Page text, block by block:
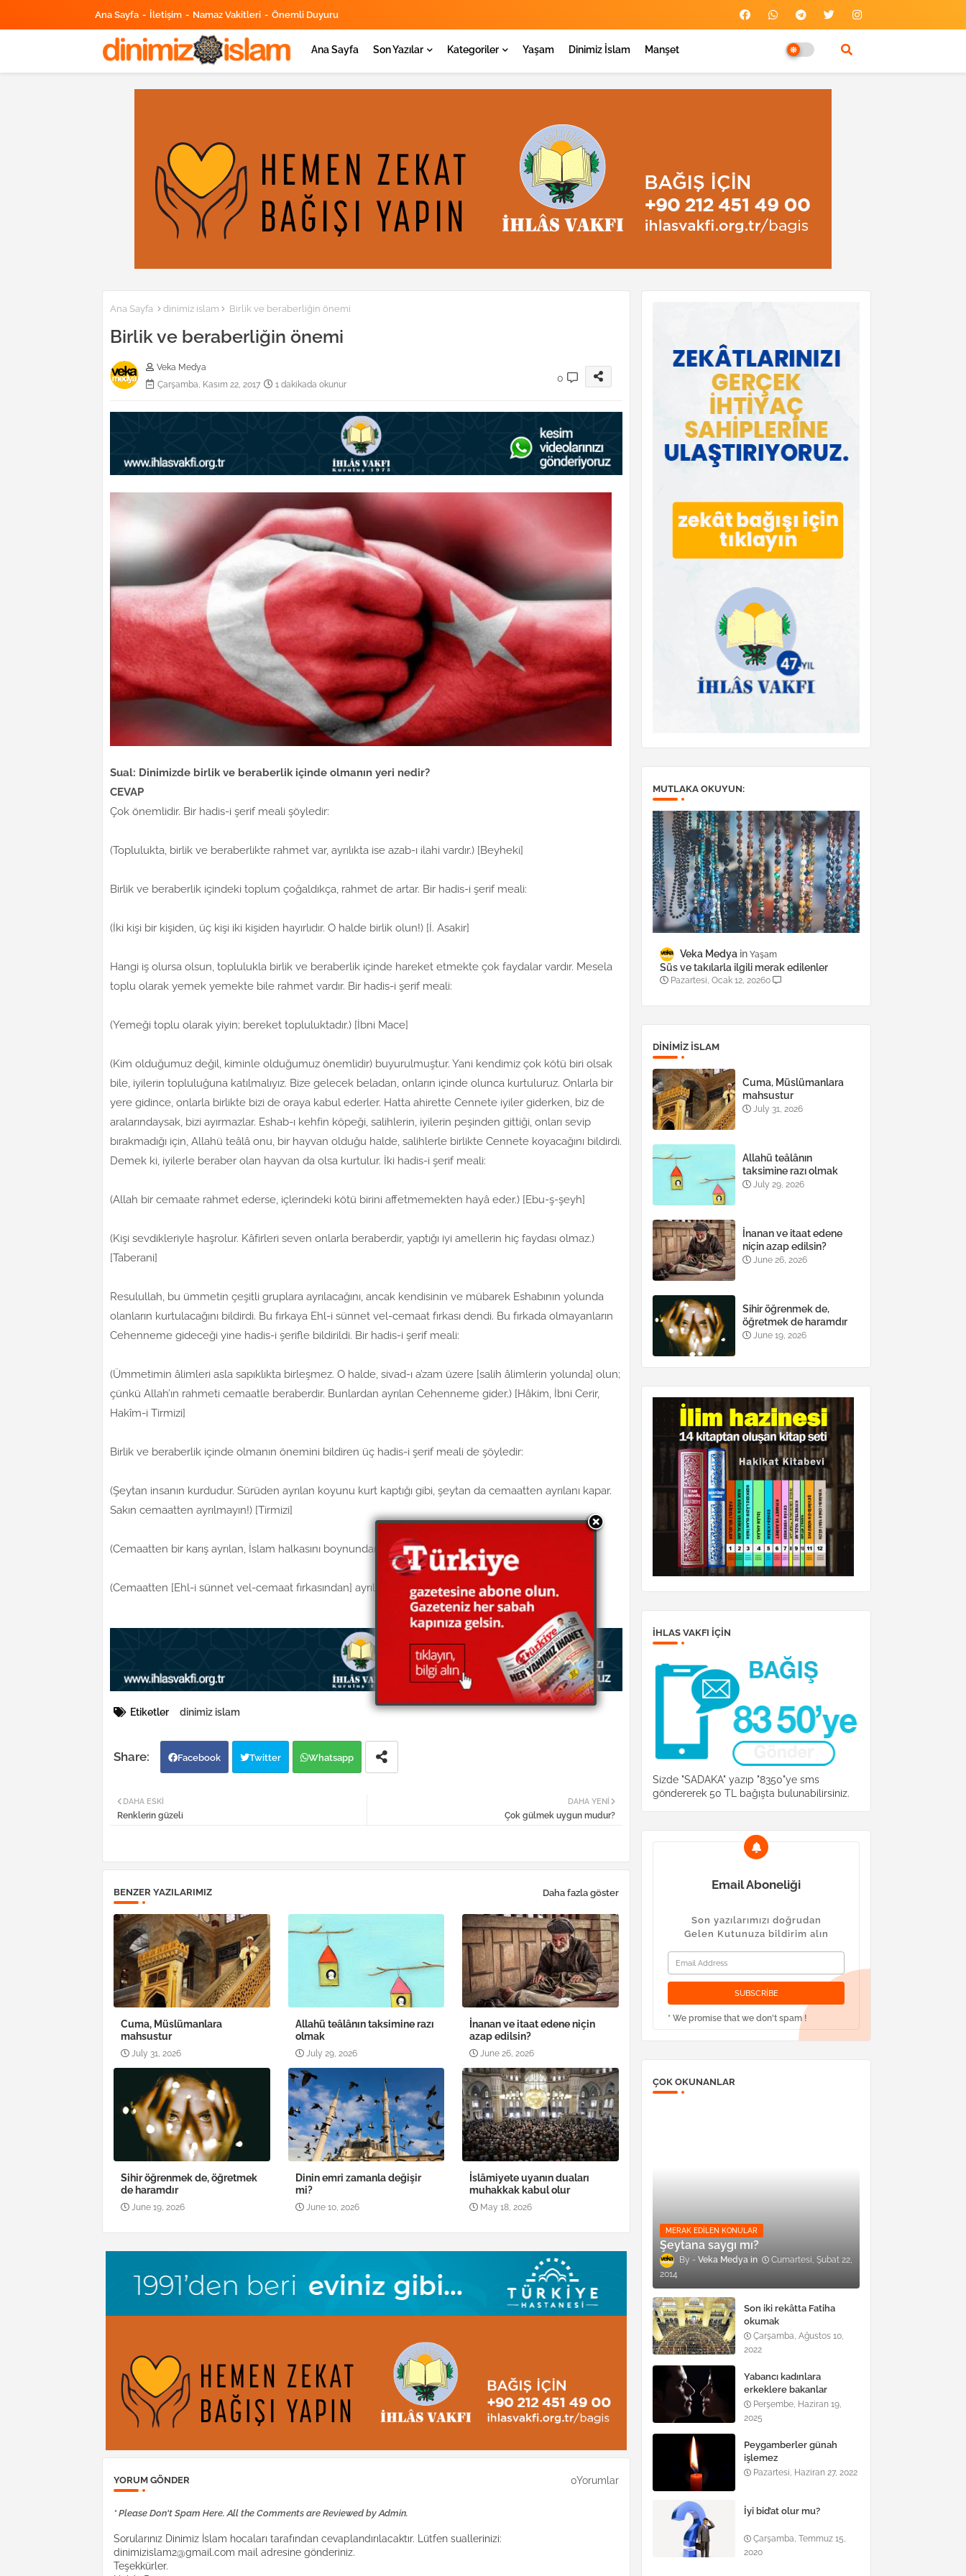
Ana Sayfa İletişim Namaz Vakitleri Önemli Duyuru
Ana Sayfa Son Yazılar Kategoriler Yaşam Dinimiz İslam Manşet
Ana Sayfa dinimiz islam Birlik ve beraberliğin önemi
Birlik ve beraberliğin önemi
Veka Medya
Çarşamba, Kasım 22, 2017
1 dakikada okunur
0
Sual: Dinimizde birlik ve beraberlik içinde olmanın yeri nedir?
CEVAP
Çok önemlidir. Bir hadis-i şerif meali şöyledir:
(Toplulukta, birlik ve beraberlikte rahmet var, ayrılıkta ise azab-ı ilahi vardır.) [Beyheki]
Birlik ve beraberlik içindeki toplum çoğaldıkça, rahmet de artar. Bir hadis-i şerif meali:
(İki kişi bir kişiden, üç kişi iki kişiden hayırlıdır. O halde birlik olun!) [İ. Asakir]
Hangi iş olursa olsun, toplulukla birlik ve beraberlik içinde hareket etmekte çok faydalar vardır. Mesela
toplu olarak yemek yemekte bile rahmet vardır. Bir hadis-i şerif meali:
(Yemeği toplu olarak yiyin; bereket topluluktadır.) [İbni Mace]
(Kim olduğumuz değil, kiminle olduğumuz önemlidir) buyurulmuştur. Yani kendimiz çok kötü biri olsak
bile, iyilerin topluluğuna katılmalıyız. Bize gelecek beladan, onların içinde olunca kurtuluruz. Onlarla bir
yere gidince, onlarla birlikte bizi de oraya kabul ederler. Hatta ahirette Cennete iyiler giderken, biz de
aralarındaysak, bizi ayırmazlar. Eshab-ı kehfin köpeği, salihlerin, iyilerin peşinden gittiği, onları sevip
bırakmadığı için, Allahü teâlâ onu, bir hayvan olduğu halde, salihlerle birlikte Cennete koyacağını bildirdi.
Demek ki, iyilerle beraber olan hayvan da olsa kurtulur. İki hadis-i şerif meali:
(Allah bir cemaate rahmet ederse, içlerindeki kötü birini affetmemekten hayâ eder.) [Ebu-ş-şeyh]
(Kişi sevdikleriyle haşrolur. Kâfirleri seven onlarla beraberdir, yaptığı iyi amellerin hiç faydası olmaz.)
[Taberani]
Resulullah, bu ümmetin çeşitli gruplara ayrılacağını, ancak kendisinin ve mübarek Eshabının yolunda
olanların kurtulacağını bildirdi. Bu fırkaya Ehl-i sünnet vel-cemaat fırkası dendi. Bu fırkada olmayanların
Cehenneme gideceği yine hadis-i şerifle bildirildi. Bir hadis-i şerif meali:
(Ümmetimin âlimleri asla sapıklıkta birleşmez. O halde, sivad-ı a’zam üzere [salih âlimlerin yolunda] olun;
çünkü Allah’ın rahmeti cemaatle beraberdir. Bunlardan ayrılan Cehenneme gider.) [Hâkim, İbni Cerir,
Hakîm-i Tirmizi]
Birlik ve beraberlik içinde olmanın önemini bildiren üç hadis-i şerif meali de şöyledir:
(Şeytan insanın kurdudur. Sürüden ayrılan koyunu kurt kaptığı gibi, şeytan da cemaatten ayrılanı kapar.
Sakın cemaatten ayrılmayın!) [Tirmizi]
(Cemaatten bir karış ayrılan, İslam halkasını boynundan çıkarmış olur.) [Ebu Davud]
(Cemaatten [Ehl-i sünnet vel-cemaat fırkasından] ayrılan yüzüstü Cehenneme düşer.) [Taberani]
Etiketler dinimiz islam
Facebook Twitter Whatsapp
DAHA YENI
Çok gülmek uygun mudur?
DAHA ESKI
Renklerin güzeli
BENZER YAZILARIMIZ Daha fazla göster
Cuma, Müslümanlara
mahsustur
July 31, 2026
Allahü teâlânın taksimine razı
olmak
July 29, 2026
İnanan ve itaat edene niçin
azap edilsin?
June 26, 2026
Sihir öğrenmek de, öğretmek
de haramdır
June 19, 2026
Dinin emri zamanla değişir
mi?
June 10, 2026
İslâmiyete uyanın duaları
muhakkak kabul olur
May 18, 2026
YORUM GÖNDER 0Yorumlar
* Please Don't Spam Here. All the Comments are Reviewed by Admin.
Sorularınız Dinimiz İslam hocaları tarafından cevaplandırılacaktır. Lütfen suallerinizi:
dinimizislam2@gmail.com mail adresine gönderiniz.
Teşekkürler.
MUTLAKA OKUYUN:
Veka Medya Yaşam
Süs ve takılarla ilgili merak edilenler
Pazartesi, Ocak 12, 20260
DINIMIZ ISLAM
Cuma, Müslümanlara
mahsustur
July 31, 2026
Allahü teâlânın
taksimine razı olmak
July 29, 2026
İnanan ve itaat edene
niçin azap edilsin?
June 26, 2026
Sihir öğrenmek de,
öğretmek de haramdır
June 19, 2026
İHLAS VAKFI IÇIN
Sizde "SADAKA" yazıp "8350"ye sms
göndererek 50 TL bağışta bulunabilirsiniz.
Email Aboneliği
Son yazılarımızı doğrudan
Gelen Kutunuza bildirim alın
* We promise that we don't spam !
ÇOK OKUNANLAR
MERAK EDILEN KONULAR
Şeytana saygı mı?
Veka Medya
Cumartesi, Şubat 22,
2014
Son iki rekâtta Fatiha
okumak
Çarşamba, Ağustos 10,
2022
Yabancı kadınlara
erkeklere bakanlar
Perşembe, Haziran 19,
2025
Peygamberler günah
işlemez
Pazartesi, Haziran 27, 2022
İyi bid’at olur mu?
Çarşamba, Temmuz 15,
2020